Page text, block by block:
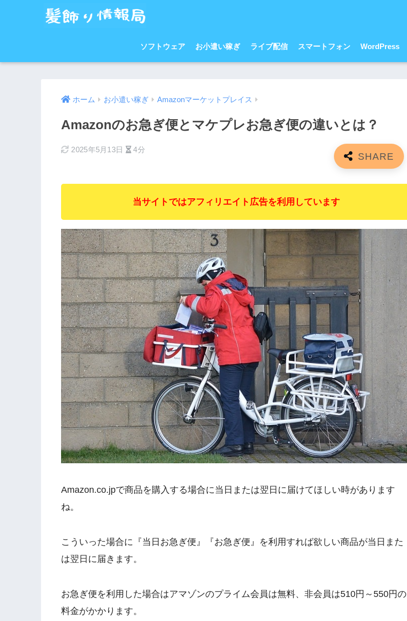
ソフトウェア お小遣い稼ぎ ライブ配信 スマートフォン WordPress
ホーム お小遣い稼ぎ Amazonマーケットプレイス
Amazonのお急ぎ便とマケプレお急ぎ便の違いとは？
2025年5月13日 4分
当サイトではアフィリエイト広告を利用しています
Amazon.co.jpで商品を購入する場合に当日または翌日に届けてほしい時があります
ね。
こういった場合に『当日お急ぎ便』『お急ぎ便』を利用すれば欲しい商品が当日また
は翌日に届きます。
お急ぎ便を利用した場合はアマゾンのプライム会員は無料、非会員は510円～550円の
料金がかかります。